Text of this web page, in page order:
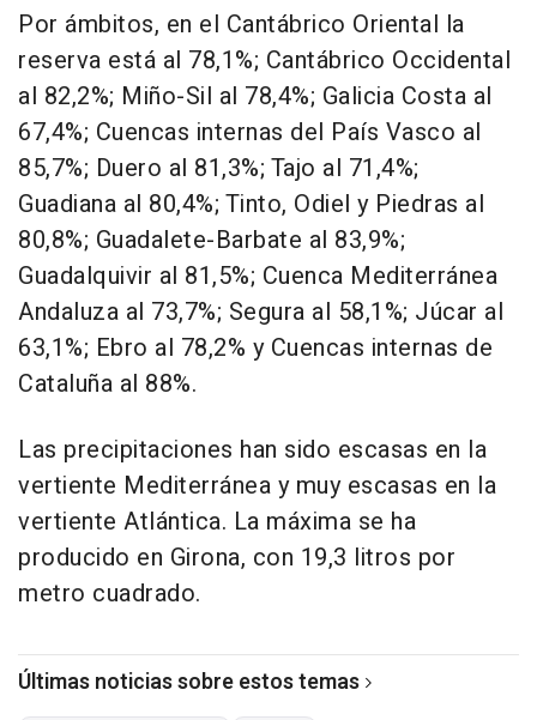
Por ámbitos, en el Cantábrico Oriental la
reserva está al 78,1%; Cantábrico Occidental
al 82,2%; Miño-Sil al 78,4%; Galicia Costa al
67,4%; Cuencas internas del País Vasco al
85,7%; Duero al 81,3%; Tajo al 71,4%;
Guadiana al 80,4%; Tinto, Odiel y Piedras al
80,8%; Guadalete-Barbate al 83,9%;
Guadalquivir al 81,5%; Cuenca Mediterránea
Andaluza al 73,7%; Segura al 58,1%; Júcar al
63,1%; Ebro al 78,2% y Cuencas internas de
Cataluña al 88%.
Las precipitaciones han sido escasas en la
vertiente Mediterránea y muy escasas en la
vertiente Atlántica. La máxima se ha
producido en Girona, con 19,3 litros por
metro cuadrado.
Últimas noticias sobre estos temas